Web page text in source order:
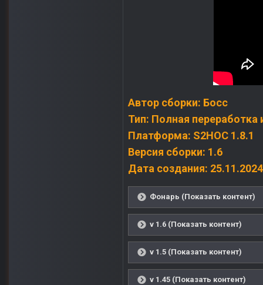
Автор сборки: Босс
Тип: Полная переработка
Платформа: S2HOC 1.8.1
Версия сборки: 1.6
Дата создания:
Фонарь (Показать контент)
v 1.6 (Показать контент)
v 1.5 (Показать контент)
v 1.45 (Показать контент)